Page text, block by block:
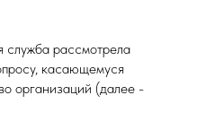
служба рассмотрела
касающемуся
организаций (далее -